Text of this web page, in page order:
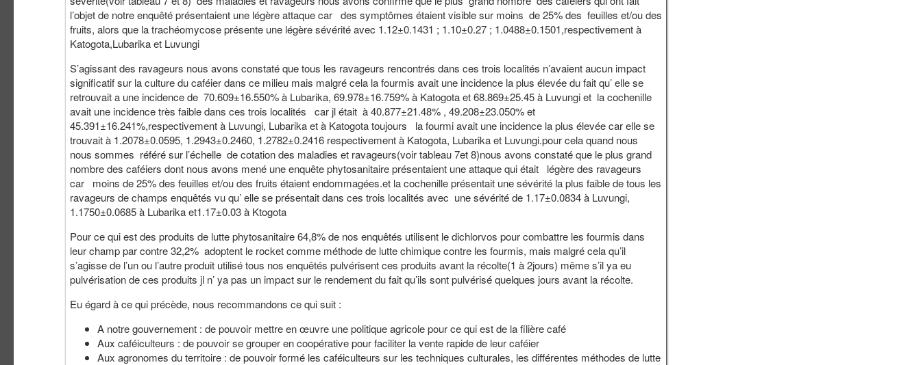
l’objet de notre enquêté présentaient une légère attaque car des symptômes étaient visible sur moins de 25% des feuilles et/ou des
fruits, alors que la trachéomycose présente une légère sévérité avec 1.12±0.1431 ; 1.10±0.27 ; 1.0488±0.1501,respectivement à
Katogota,Lubarika et Luvungi
S’agissant des ravageurs nous avons constaté que tous les ravageurs rencontrés dans ces trois localités n’avaient aucun impact
significatif sur la culture du caféier dans ce milieu mais malgré cela la fourmis avait une incidence la plus élevée du fait qu’ elle se
retrouvait a une incidence de 70.609±16.550% à Lubarika, 69.978±16.759% à Katogota et 68.869±25.45 à Luvungi et la cochenille
avait une incidence très faible dans ces trois localités car jl était à 40.877±21.48% , 49.208±23.050% et
45.391±16.241%,respectivement à Luvungi, Lubarika et à Katogota toujours la fourmi avait une incidence la plus élevée car elle se
trouvait à 1.2078±0.0595, 1.2943±0.2460, 1.2782±0.2416 respectivement à Katogota, Lubarika et Luvungi.pour cela quand nous
nous sommes référé sur l’échelle de cotation des maladies et ravageurs(voir tableau 7et 8)nous avons constaté que le plus grand
nombre des caféiers dont nous avons mené une enquête phytosanitaire présentaient une attaque qui était légère des ravageurs
car moins de 25% des feuilles et/ou des fruits étaient endommagées.et la cochenille présentait une sévérité la plus faible de tous les
ravageurs de champs enquêtés vu qu’ elle se présentait dans ces trois localités avec une sévérité de 1.17±0.0834 à Luvungi,
1.1750±0.0685 à Lubarika et1.17±0.03 à Ktogota
Pour ce qui est des produits de lutte phytosanitaire 64,8% de nos enquêtés utilisent le dichlorvos pour combattre les fourmis dans
leur champ par contre 32,2% adoptent le rocket comme méthode de lutte chimique contre les fourmis, mais malgré cela qu’il
s’agisse de l’un ou l’autre produit utilisé tous nos enquêtés pulvérisent ces produits avant la récolte(1 à 2jours) même s’il ya eu
pulvérisation de ces produits jl n’ ya pas un impact sur le rendement du fait qu’ils sont pulvérisé quelques jours avant la récolte.
Eu égard à ce qui précède, nous recommandons ce qui suit :
A notre gouvernement : de pouvoir mettre en œuvre une politique agricole pour ce qui est de la filière café
Aux caféiculteurs : de pouvoir se grouper en coopérative pour faciliter la vente rapide de leur caféier
Aux agronomes du territoire : de pouvoir formé les caféiculteurs sur les techniques culturales, les différentes méthodes de lutte